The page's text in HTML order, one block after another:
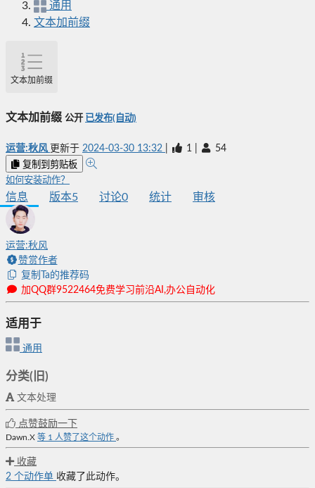
通用
文本加前缀
文本加前缀
文本加前缀 公开 已发布(自动)
运营:秋风 更新于 2024-03-30 13:32 1 54
复制到剪贴板
如何安装动作？
信息 版本5 讨论0 统计 审核
运营:秋风
赞赏作者
复制Ta的推荐码
加QQ群9522464免费学习前沿AI,办公自动化
适用于
通用
分类(旧)
文本处理
点赞鼓励一下
Dawn.X 等 1 人赞了这个动作 。
收藏
2 个动作单 收藏了此动作。